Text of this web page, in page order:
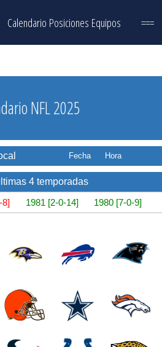
Calendario Posiciones Equipos ===
NFL 2025
Fecha Hora
4 temporadas
1981 [2-0-14] 1980 [7-0-9]